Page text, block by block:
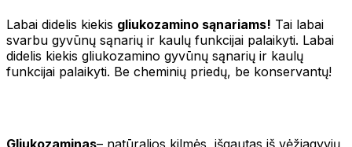
Labai didelis kiekis gliukozamino sąnariams! Tai labai
svarbu gyvūnų sąnarių ir kaulų funkcijai palaikyti. Labai
didelis kiekis gliukozamino gyvūnų sąnarių ir kaulų
funkcijai palaikyti. Be cheminių priedų, be konservantų!
Gliukozaminas– natūralios kilmės, išgautas iš vėžiagyvių,